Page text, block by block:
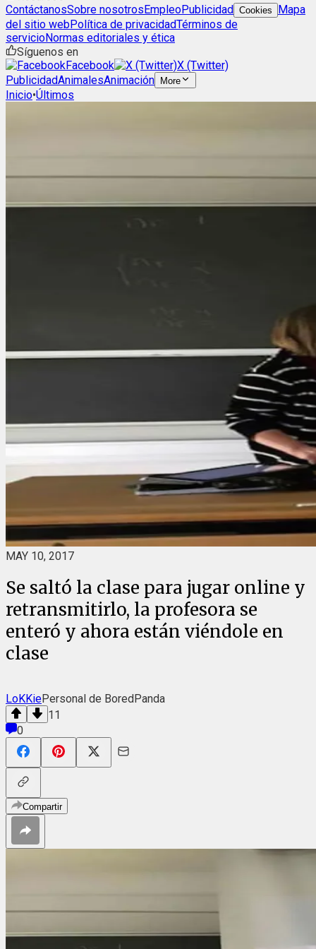
ContáctanosSobre nosotrosEmpleoPublicidad Cookies
Mapa
del sitio webPolítica de privacidadTérminos de
servicioNormas editoriales y ética
Síguenos en
Facebook
X (Twitter)
PublicidadAnimalesAnimación More
Inicio•Últimos
MAY 10, 2017
Se saltó la clase para jugar online y
retransmitirlo, la profesora se
enteró y ahora están viéndole en
clase
LoKKiePersonal de BoredPanda
11
0
Compartir